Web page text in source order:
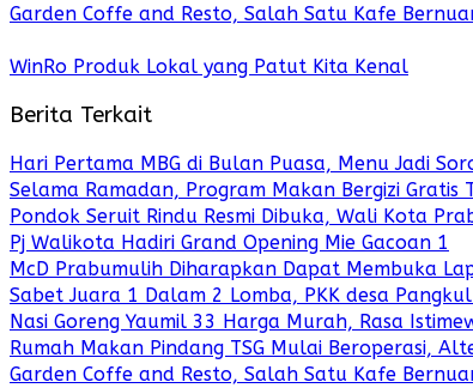
Garden Coffe and Resto, Salah Satu Kafe
WinRo Produk Lokal yang Patut Kita Kenal
Berita Terkait
Hari Pertama MBG di Bulan Puasa, Menu Jadi
Selama Ramadan, Program Makan Bergizi Gratis
Pondok Seruit Rindu Resmi Dibuka, Wali Kota
Pj Walikota Hadiri Grand Opening Mie Gacoan 1
McD Prabumulih Diharapkan Dapat Membuka
Sabet Juara 1 Dalam 2 Lomba, PKK desa
Nasi Goreng Yaumil 33 Harga Murah, Rasa
Rumah Makan Pindang TSG Mulai Beroperasi,
Garden Coffe and Resto, Salah Satu Kafe